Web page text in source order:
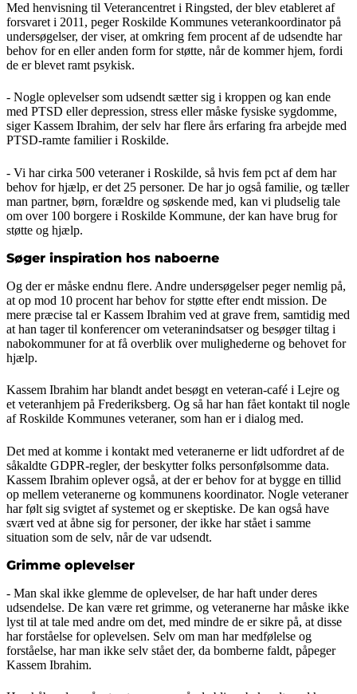
Med henvisning til Veterancentret i Ringsted, der blev etableret af
forsvaret i 2011, peger Roskilde Kommunes veterankoordinator på
undersøgelser, der viser, at omkring fem procent af de udsendte har
behov for en eller anden form for støtte, når de kommer hjem, fordi
de er blevet ramt psykisk.
- Nogle oplevelser som udsendt sætter sig i kroppen og kan ende
med PTSD eller depression, stress eller måske fysiske sygdomme,
siger Kassem Ibrahim, der selv har flere års erfaring fra arbejde med
PTSD-ramte familier i Roskilde.
- Vi har cirka 500 veteraner i Roskilde, så hvis fem pct af dem har
behov for hjælp, er det 25 personer. De har jo også familie, og tæller
man partner, børn, forældre og søskende med, kan vi pludselig tale
om over 100 borgere i Roskilde Kommune, der kan have brug for
støtte og hjælp.
Søger inspiration hos naboerne
Og der er måske endnu flere. Andre undersøgelser peger nemlig på,
at op mod 10 procent har behov for støtte efter endt mission. De
mere præcise tal er Kassem Ibrahim ved at grave frem, samtidig med
at han tager til konferencer om veteranindsatser og besøger tiltag i
nabokommuner for at få overblik over mulighederne og behovet for
hjælp.
Kassem Ibrahim har blandt andet besøgt en veteran-café i Lejre og
et veteranhjem på Frederiksberg. Og så har han fået kontakt til nogle
af Roskilde Kommunes veteraner, som han er i dialog med.
Det med at komme i kontakt med veteranerne er lidt udfordret af de
såkaldte GDPR-regler, der beskytter folks personfølsomme data.
Kassem Ibrahim oplever også, at der er behov for at bygge en tillid
op mellem veteranerne og kommunens koordinator. Nogle veteraner
har følt sig svigtet af systemet og er skeptiske. De kan også have
svært ved at åbne sig for personer, der ikke har stået i samme
situation som de selv, når de var udsendt.
Grimme oplevelser
- Man skal ikke glemme de oplevelser, de har haft under deres
udsendelse. De kan være ret grimme, og veteranerne har måske ikke
lyst til at tale med andre om det, med mindre de er sikre på, at disse
har forståelse for oplevelsen. Selv om man har medfølelse og
forståelse, har man ikke selv stået der, da bomberne faldt, påpeger
Kassem Ibrahim.